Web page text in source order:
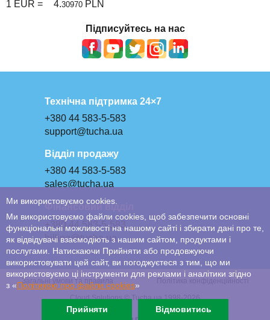
1 EUR =
4.30970 PLN
Підписуйтесь на нас
Технічна підтримка 24×7
+380 44 583-5-583
support@tucha.ua
Відділ продажу
+380 44 583-5-583
sales@tucha.ua
Фінансовий відділ
+380 44 583-5-583
billing@tucha.ua
Загальні умови та правила
Політика конфіденційності
Cloud Solutions © Tucha.ua 1998-2026
Ми використовуємо cookies.
Ми використовуємо файли cookies, щоб забезпечити основні
функціональні можливості на нашому сайті і збирати дані про те,
як відвідувачі взаємодіють з нашим сайтом, продуктами і
послугами. Натискаючи Прийняти або продовжуючи
використовувати цей сайт, ви погоджуєтеся з тим, що ми
використовуємо ці інструменти для реклами і аналітики згідно
з «Політикою про файли сookies»
Прийняти Відмовитись